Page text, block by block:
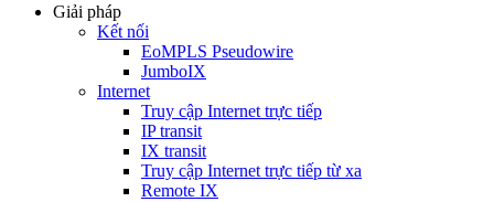
Giải pháp
Kết nối
EoMPLS Pseudowire
JumboIX
Internet
Truy cập Internet trực tiếp
IP transit
IX transit
Truy cập Internet trực tiếp từ xa
Remote IX